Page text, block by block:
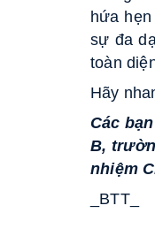
hứa
sự đa
toàn
Hãy
Các
B,
nhiệm
_BTT_